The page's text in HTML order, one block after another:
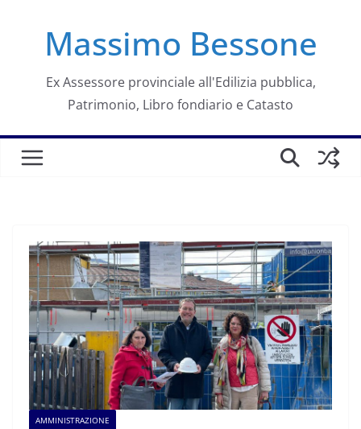
contenutoMassimo Bessone
Ex Assessore provinciale all'Edilizia pubblica,
Patrimonio, Libro fondiario e Catasto
AMMINISTRAZIONE